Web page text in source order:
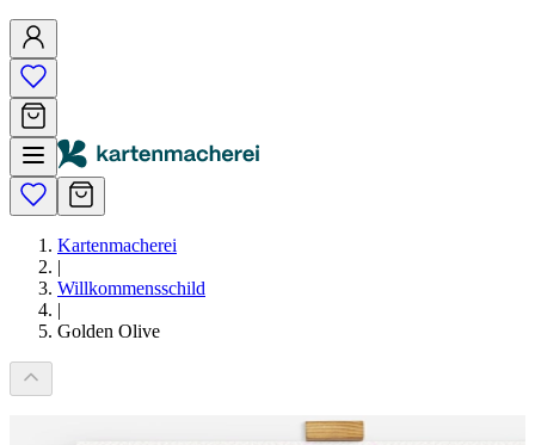
Kartenmacherei
|
Willkommensschild
|
Golden Olive